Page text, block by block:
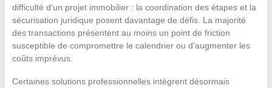
difficulté d’un projet immobilier : la coordination des étapes et la
sécurisation juridique posent davantage de défis. La majorité
des transactions présentent au moins un point de friction
susceptible de compromettre le calendrier ou d’augmenter les
coûts imprévus.
Certaines solutions professionnelles intègrent désormais